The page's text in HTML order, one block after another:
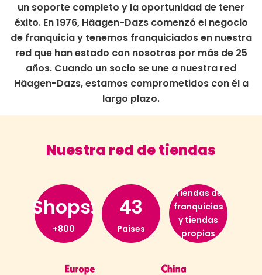
un soporte completo y la oportunidad de tener
éxito. En 1976, Häagen-Dazs comenzó el negocio
de franquicia y tenemos franquiciados en nuestra
red que han estado con nosotros por más de 25
años. Cuando un socio se une a nuestra red
Häagen-Dazs, estamos comprometidos con él a
largo plazo.
Nuestra red de tiendas
Shops:
+800
43
Países
Tiendas de
franquicias
y tiendas
propias